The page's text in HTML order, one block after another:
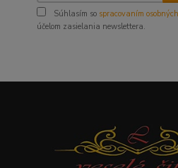
Súhlasím so spracovaním
účelom zasielania newslettera.